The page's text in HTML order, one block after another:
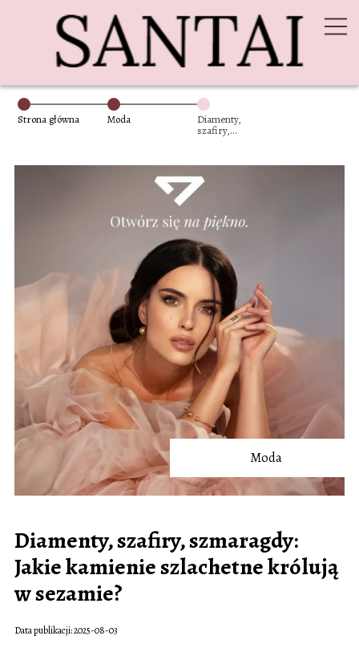
Strona główna Moda
Diamenty,
szafiry,
szlachetne królują
w sezamie?
Moda
Diamenty, szafiry, szmaragdy:
Jakie kamienie szlachetne królują
w sezamie?
Data publikacji: 2025-08-03